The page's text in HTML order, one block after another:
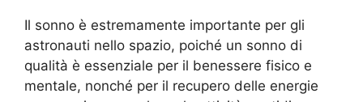
Il sonno è estremamente importante per gli
astronauti nello spazio, poiché un sonno di
qualità è essenziale per il benessere fisico e
mentale, nonché per il recupero delle energie